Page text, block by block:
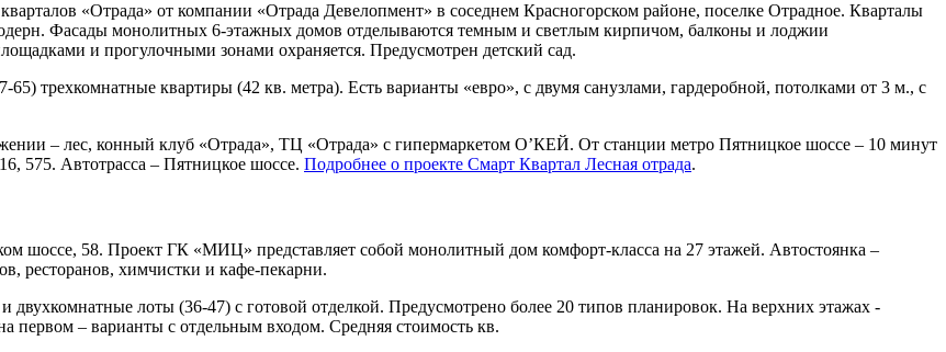
«Отрада» от компании «Отрада Девелопмент» в соседнем Красногорском районе, поселке Отрадное. Кварталы
Фасады монолитных 6-этажных домов отделываются темным и светлым кирпичом, балконы и лоджии
и прогулочными зонами охраняется. Предусмотрен детский сад.
трехкомнатные квартиры (42 кв. метра). Есть варианты «евро», с двумя санузлами, гардеробной, потолками от 3 м., с
– лес, конный клуб «Отрада», ТЦ «Отрада» с гипермаркетом О’КЕЙ. От станции метро Пятницкое шоссе – 10 минут
575. Автотрасса – Пятницкое шоссе. Подробнее о проекте Смарт Квартал Лесная отрада.
шоссе, 58. Проект ГК «МИЦ» представляет собой монолитный дом комфорт-класса на 27 этажей. Автостоянка –
ресторанов, химчистки и кафе-пекарни.
лоты (36-47) с готовой отделкой. Предусмотрено более 20 типов планировок. На верхних этажах -
первом – варианты с отдельным входом. Средняя стоимость кв.